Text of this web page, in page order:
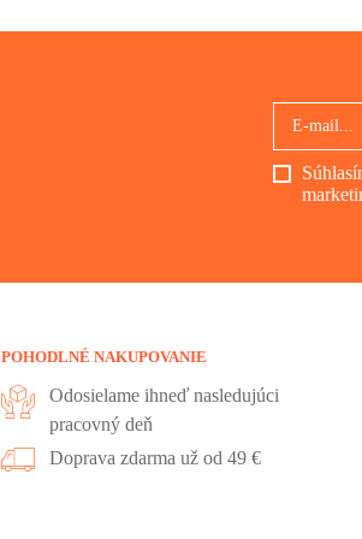
POHODLNÉ NAKUPOVANIE
Odosielame ihneď nasledujúci
pracovný deň
Doprava zdarma už od 49 €